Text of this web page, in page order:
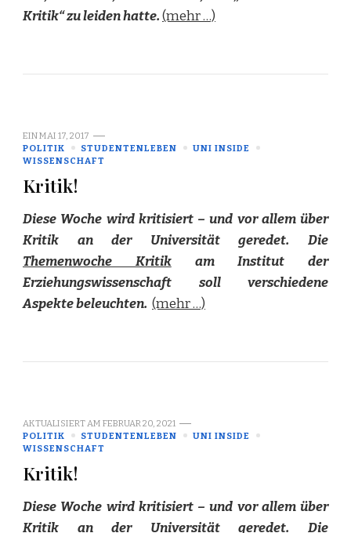
Kritik“ zu leiden hatte.(mehr …)
EINMAI 17, 2017
POLITIK
STUDENTENLEBEN
UNI INSIDE
WISSENSCHAFT
Kritik!
Diese Woche wird kritisiert – und vor allem über
Kritik an der Universität geredet. Die
Themenwoche Kritikam Institut der
Erziehungswissenschaft soll verschiedene
Aspekte beleuchten. (mehr …)
AKTUALISIERT AM FEBRUAR 20, 2021
POLITIK
STUDENTENLEBEN
UNI INSIDE
WISSENSCHAFT
Kritik!
Diese Woche wird kritisiert – und vor allem über
Kritik an der Universität geredet. Die